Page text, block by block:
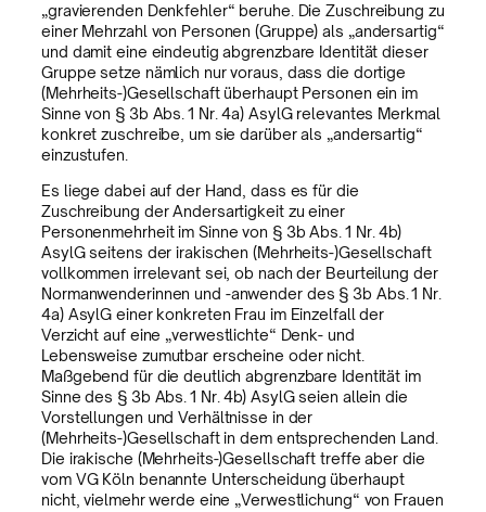
„gravierenden Denkfehler“ beruhe. Die Zuschreibung zu
einer Mehrzahl von Personen (Gruppe) als „andersartig“
und damit eine eindeutig abgrenzbare Identität dieser
Gruppe setze nämlich nur voraus, dass die dortige
(Mehrheits-)Gesellschaft überhaupt Personen ein im
Sinne von § 3b Abs. 1 Nr. 4a) AsylG relevantes Merkmal
konkret zuschreibe, um sie darüber als „andersartig“
einzustufen.
Es liege dabei auf der Hand, dass es für die
Zuschreibung der Andersartigkeit zu einer
Personenmehrheit im Sinne von § 3b Abs. 1 Nr. 4b)
AsylG seitens der irakischen (Mehrheits-)Gesellschaft
vollkommen irrelevant sei, ob nach der Beurteilung der
Normanwenderinnen und -anwender des § 3b Abs. 1 Nr.
4a) AsylG einer konkreten Frau im Einzelfall der
Verzicht auf eine „verwestlichte“ Denk- und
Lebensweise zumutbar erscheine oder nicht.
Maßgebend für die deutlich abgrenzbare Identität im
Sinne des § 3b Abs. 1 Nr. 4b) AsylG seien allein die
Vorstellungen und Verhältnisse in der
(Mehrheits-)Gesellschaft in dem entsprechenden Land.
Die irakische (Mehrheits-)Gesellschaft treffe aber die
vom VG Köln benannte Unterscheidung überhaupt
nicht, vielmehr werde eine „Verwestlichung“ von Frauen